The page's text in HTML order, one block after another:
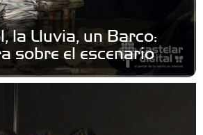
la Lluvia, un Barco:
sobre el escenario